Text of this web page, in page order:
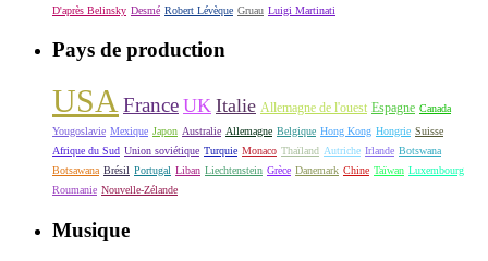
D'après Belinsky Desmé Robert Lévèque Gruau Luigi Martinati
Pays de production
USA France UK Italie Allemagne de l'ouest Espagne Canada
Yougoslavie Mexique Japon Australie Allemagne Belgique Hong Kong Hongrie Suisse
Afrique du Sud Union soviétique Turquie Monaco Thaïland Autriche Irlande Botswana
Botsawana Brésil Portugal Liban Liechtenstein Grèce Danemark Chine Taïwan Luxembourg
Roumanie Nouvelle-Zélande
Musique